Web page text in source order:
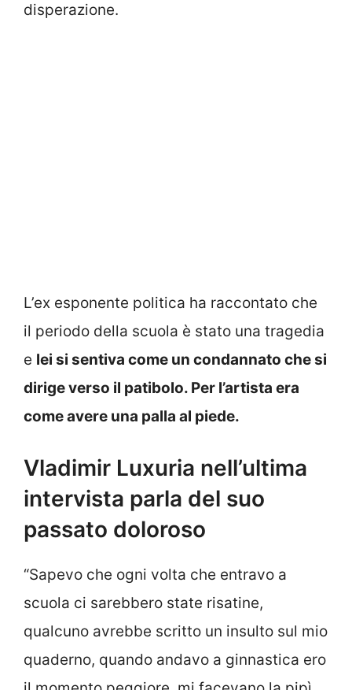
disperazione.
L’ex esponente politica ha raccontato che
il periodo della scuola è stato una tragedia
e lei si sentiva come un condannato che si
dirige verso il patibolo. Per l’artista era
come avere una palla al piede.
Vladimir Luxuria nell’ultima
intervista parla del suo
passato doloroso
“Sapevo che ogni volta che entravo a
scuola ci sarebbero state risatine,
qualcuno avrebbe scritto un insulto sul mio
quaderno, quando andavo a ginnastica ero